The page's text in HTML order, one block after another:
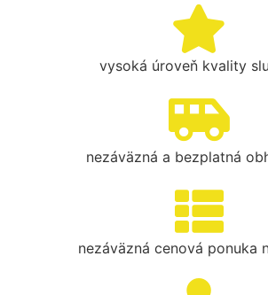
vysoká úroveň kvality
nezáväzná a bezplatná
nezáväzná cenová ponuka